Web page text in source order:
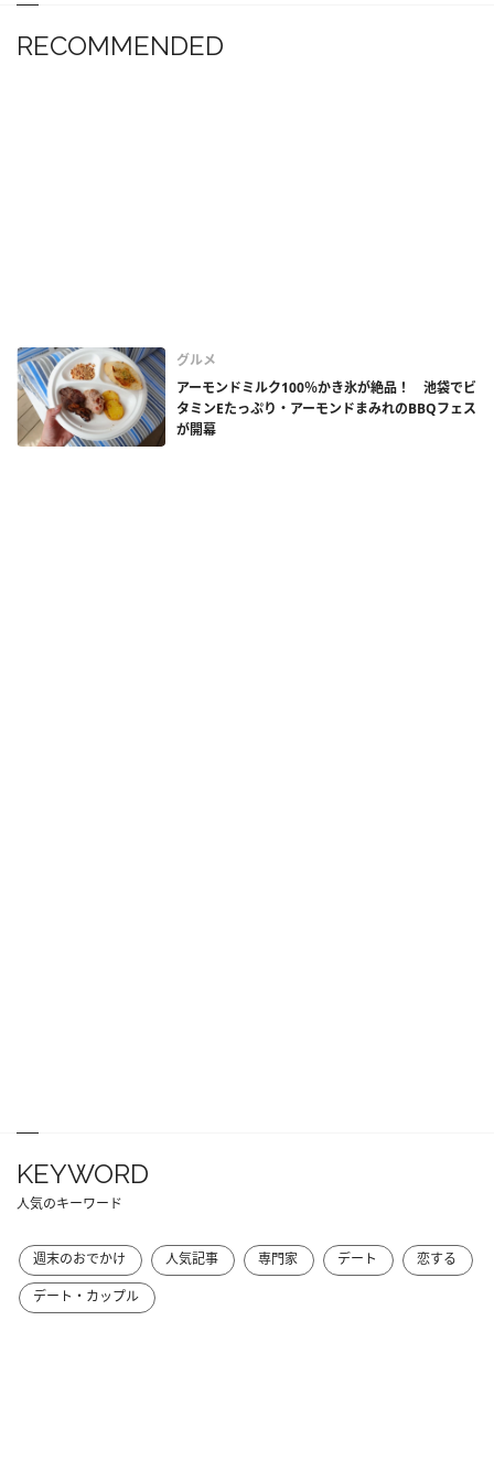
RECOMMENDED
グルメ
アーモンドミルク100％かき氷が絶品！ 池袋でビ
タミンEたっぷり・アーモンドまみれのBBQフェス
が開幕
KEYWORD
人気のキーワード
週末のおでかけ 人気記事 専門家 デート
恋する
デート・カップル